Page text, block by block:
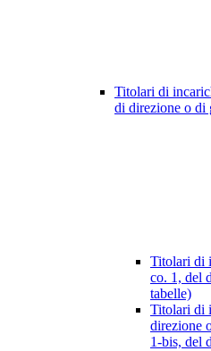
Titolari di
di direzione o di
Titolari di
co. 1, del
tabelle)
Titolari di
direzione
1-bis, del